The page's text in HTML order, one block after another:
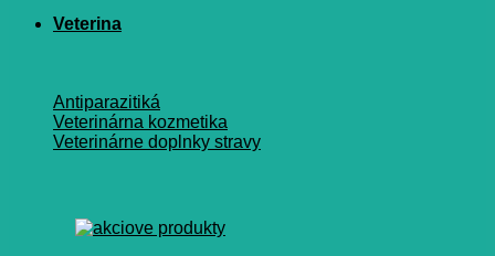
Veterina
Antiparazitiká
Veterinárna kozmetika
Veterinárne doplnky stravy